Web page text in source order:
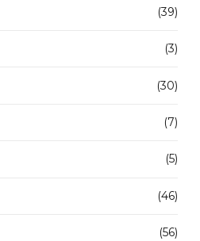
(39)
(3)
(30)
(7)
(5)
(46)
(56)